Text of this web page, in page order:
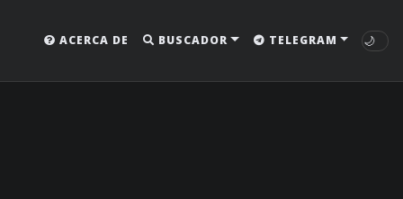
ACERCA DE BUSCADOR TELEGRAM 🌙